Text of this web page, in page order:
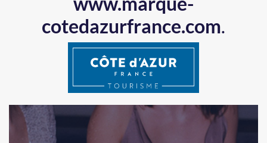
cotedazurfrance.com.